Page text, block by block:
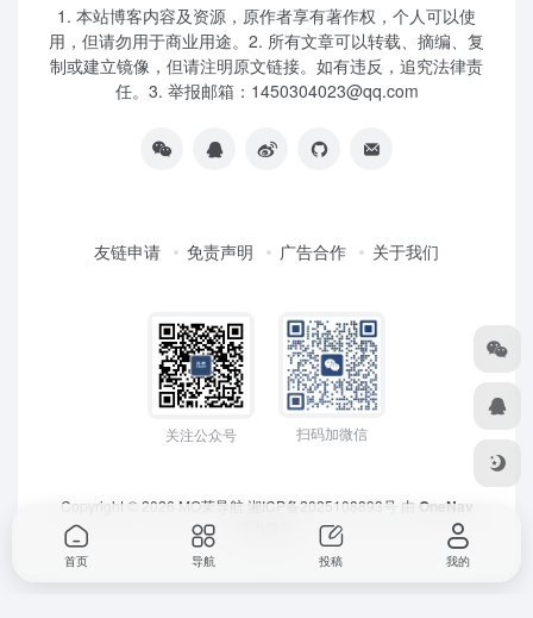
1. 本站博客内容及资源，原作者享有著作权，个人可以使
用，但请勿用于商业用途。2. 所有文章可以转载、摘编、复
制或建立镜像，但请注明原文链接。如有违反，追究法律责
任。3. 举报邮箱：1450304023@qq.com
友链申请 免责声明 广告合作 关于我们
关注公众号 扫码加微信
Copyright © 2026 MO茉导航 湘ICP备2025108893号 由 OneNav
首页 导航 投稿 我的